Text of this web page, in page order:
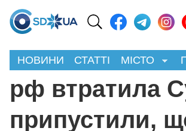
НОВИНИ СТАТТІ МІСТО
рф втратила
припустили,